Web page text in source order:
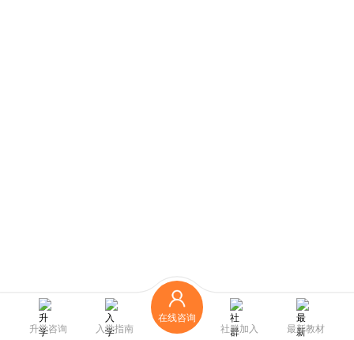
升学咨询 入学指南
在线咨询
社群加入
最新教材